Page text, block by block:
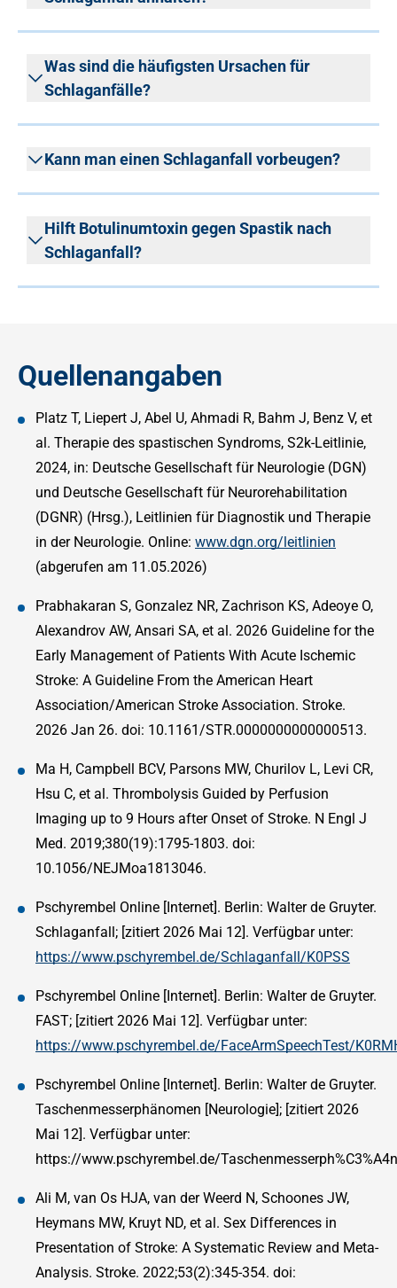
Was sind die häufigsten Ursachen für
Schlaganfälle?
Kann man einen Schlaganfall vorbeugen?
Hilft Botulinumtoxin gegen Spastik nach
Schlaganfall?
Quellenangaben
Platz T, Liepert J, Abel U, Ahmadi R, Bahm J, Benz V, et
al. Therapie des spastischen Syndroms, S2k-Leitlinie,
2024, in: Deutsche Gesellschaft für Neurologie (DGN)
und Deutsche Gesellschaft für Neurorehabilitation
(DGNR) (Hrsg.), Leitlinien für Diagnostik und Therapie
in der Neurologie. Online: www.dgn.org/leitlinien
(abgerufen am 11.05.2026)
Prabhakaran S, Gonzalez NR, Zachrison KS, Adeoye O,
Alexandrov AW, Ansari SA, et al. 2026 Guideline for the
Early Management of Patients With Acute Ischemic
Stroke: A Guideline From the American Heart
Association/American Stroke Association. Stroke.
2026 Jan 26. doi: 10.1161/STR.0000000000000513.
Ma H, Campbell BCV, Parsons MW, Churilov L, Levi CR,
Hsu C, et al. Thrombolysis Guided by Perfusion
Imaging up to 9 Hours after Onset of Stroke. N Engl J
Med. 2019;380(19):1795-1803. doi:
10.1056/NEJMoa1813046.
Pschyrembel Online [Internet]. Berlin: Walter de Gruyter.
Schlaganfall; [zitiert 2026 Mai 12]. Verfügbar unter:
https://www.pschyrembel.de/Schlaganfall/K0PSS
Pschyrembel Online [Internet]. Berlin: Walter de Gruyter.
FAST; [zitiert 2026 Mai 12]. Verfügbar unter:
https://www.pschyrembel.de/FaceArmSpeechTest/
Pschyrembel Online [Internet]. Berlin: Walter de Gruyter.
Taschenmesserphänomen [Neurologie]; [zitiert 2026
Mai 12]. Verfügbar unter:
https://www.pschyrembel.de/
Ali M, van Os HJA, van der Weerd N, Schoones JW,
Heymans MW, Kruyt ND, et al. Sex Differences in
Presentation of Stroke: A Systematic Review and Meta-
Analysis. Stroke. 2022;53(2):345-354. doi: